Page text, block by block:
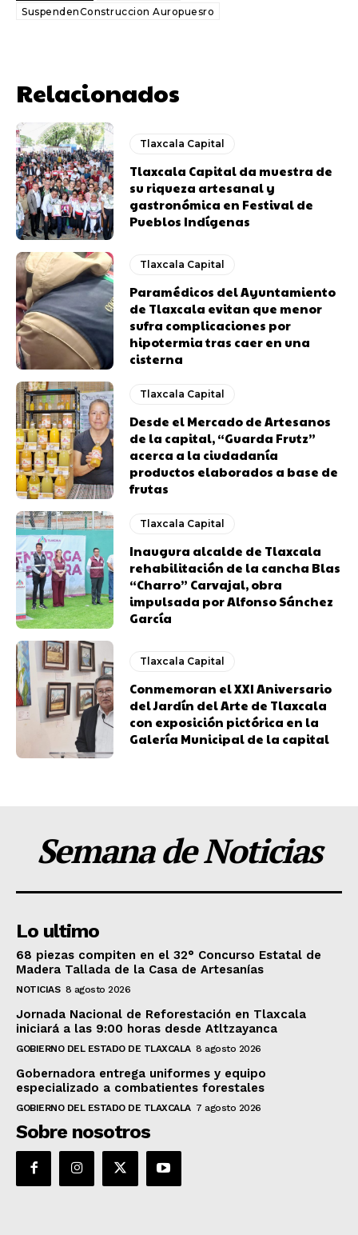
SuspendenConstruccion Auropuesro
Relacionados
Tlaxcala Capital
Tlaxcala Capital da muestra de
su riqueza artesanal y
gastronómica en Festival de
Pueblos Indígenas
Tlaxcala Capital
Paramédicos del Ayuntamiento
de Tlaxcala evitan que menor
sufra complicaciones por
hipotermia tras caer en una
cisterna
Tlaxcala Capital
Desde el Mercado de Artesanos
de la capital, “Guarda Frutz”
acerca a la ciudadanía
productos elaborados a base de
frutas
Tlaxcala Capital
Inaugura alcalde de Tlaxcala
rehabilitación de la cancha Blas
“Charro” Carvajal, obra
impulsada por Alfonso Sánchez
García
Tlaxcala Capital
Conmemoran el XXI Aniversario
del Jardín del Arte de Tlaxcala
con exposición pictórica en la
Galería Municipal de la capital
Semana de Noticias
Lo ultimo
68 piezas compiten en el 32° Concurso Estatal de
Madera Tallada de la Casa de Artesanías
NOTICIAS 8 agosto 2026
Jornada Nacional de Reforestación en Tlaxcala
iniciará a las 9:00 horas desde Atltzayanca
GOBIERNO DEL ESTADO DE TLAXCALA 8 agosto 2026
Gobernadora entrega uniformes y equipo
especializado a combatientes forestales
GOBIERNO DEL ESTADO DE TLAXCALA 7 agosto 2026
Sobre nosotros